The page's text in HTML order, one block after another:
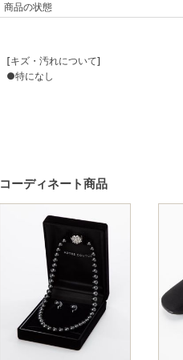
商品の状態
[キズ・汚れについて]
●特になし
コーディネート商品